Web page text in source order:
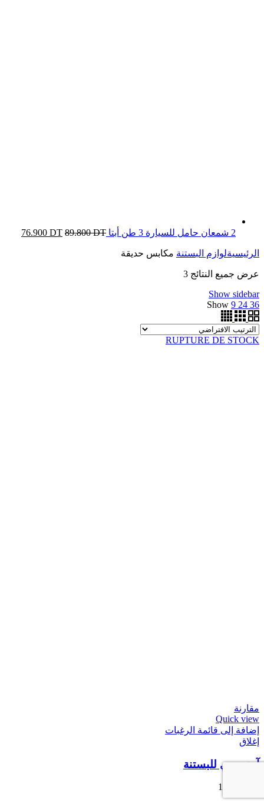
2 شمعان حامل للسيارة 3 طن أبتا 89.800DT
76.900 DT
الرئيسيةلوازم البستنة مكابس حديقة
عرض جميع النتائج 3
Show sidebar
Show 9 24 36
RUPTURE DE STOCK
مقارنة
Quick view
إضافة إلى قائمة الرغبات
إغلاق
آدة يدوي للبستنة
10.490